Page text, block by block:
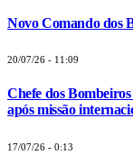
Novo Comando dos
20/07/26 - 11:09
Chefe dos
após missão
17/07/26 - 0:13